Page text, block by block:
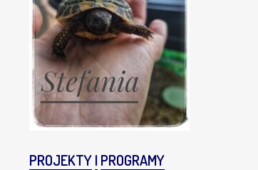
PROJEKTYIPROGRAMY